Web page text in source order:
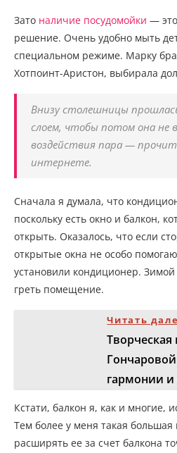
Зато наличие посудомойки —
решение. Очень удобно мыть
специальном режиме. Марку
Хотпоинт-Аристон, выбирала
Внизу столешницы
слоем, чтобы потом она не
воздействия пара —
интернете.
Сначала я думала, что
поскольку есть окно и балкон,
открыть. Оказалось, что если
открытые окна не особо
установили кондиционер.
греть помещение.
Читать
гармонии
Кстати, балкон я, как и многие,
Тем более у меня такая большая
расширять ее за счет балкона